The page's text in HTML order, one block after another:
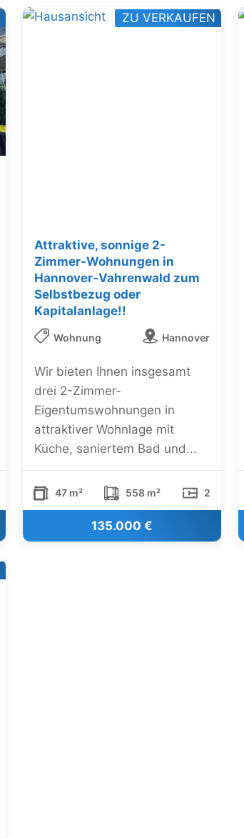
Attraktive, sonnige 2-
Zimmer-Wohnungen in
Hannover-Vahrenwald zum
Selbstbezug oder
Kapitalanlage!!
Wohnung Hannover
Wir bieten Ihnen insgesamt
drei 2-Zimmer-
Eigentumswohnungen in
attraktiver Wohnlage mit
Küche, saniertem Bad und...
47 m² 558 m² 2
135.000 €
ZU VERKAUFEN